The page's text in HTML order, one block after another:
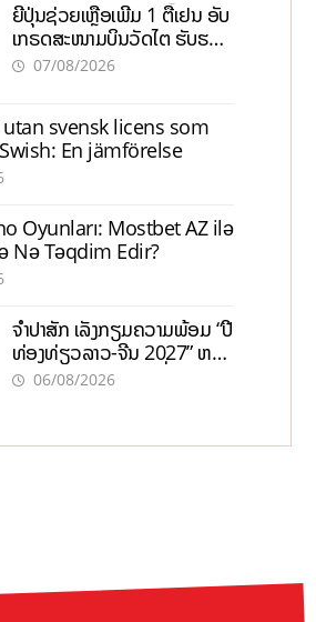
ຍີ່ປຸ່ນຊ່ວຍເຫຼືອເພີ່ມ 1 ຕື້ເຢນ ອັບ
ເກຣດສະໜາມບິນວັດໄຕ ຮັບຮອງ
ການເຕີບໂຕ
07/08/2026
svensk licens som
En jämförelse
Oyunları: Mostbet AZ ilə
Nə Təqdim Edir?
ຈຳປາສັກ ເລັ່ງກຽມຄວາມພ້ອມ “ປີ
ທ່ອງທ່ຽວລາວ-ຈີນ 2027” ຫວັງ
ກະຕຸ້ນເສດຖະກິດທ້ອງຖິ່ນ
06/08/2026